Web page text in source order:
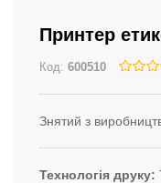
Принтер
Код: 600510
Знятий з
Технологія друку